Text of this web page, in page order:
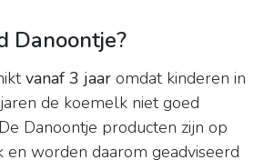
Danoontje?
vanaf 3 jaar omdat kinderen in
de koemelk niet goed
Danoontje producten zijn op
en worden daarom geadviseerd